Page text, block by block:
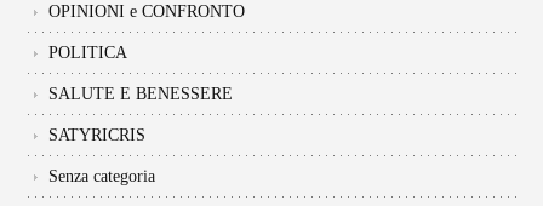
OPINIONI e CONFRONTO
POLITICA
SALUTE E BENESSERE
SATYRICRIS
Senza categoria